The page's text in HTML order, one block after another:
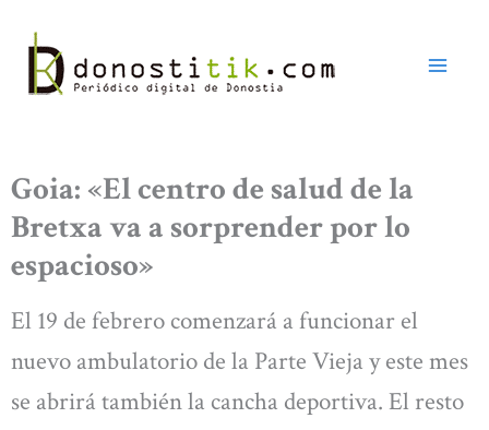
contenido
Goia: «El centro de salud de la
Bretxa va a sorprender por lo
espacioso»
El 19 de febrero comenzará a funcionar el
nuevo ambulatorio de la Parte Vieja y este mes
se abrirá también la cancha deportiva. El resto